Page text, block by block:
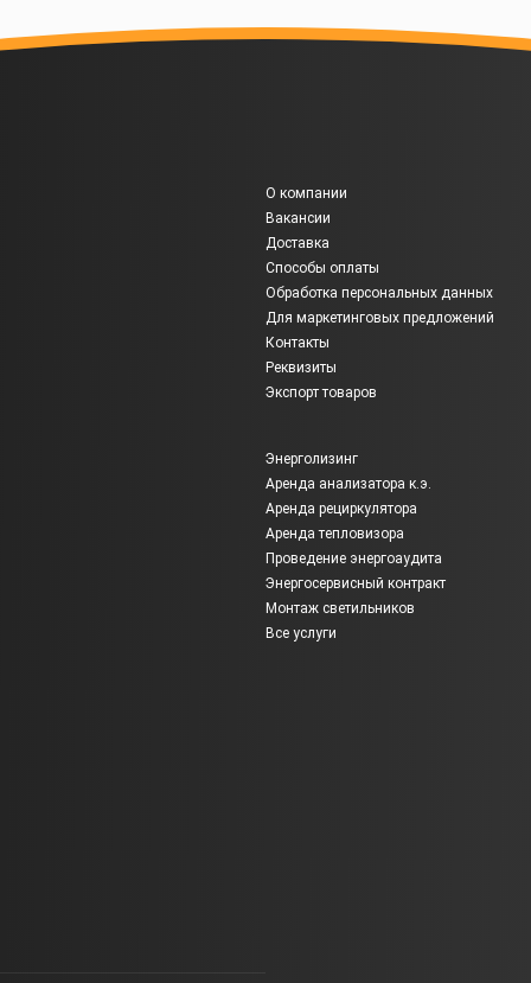
О компании
Вакансии
Доставка
Способы оплаты
Обработка персональных данных
Для маркетинговых предложений
Контакты
Реквизиты
Экспорт товаров
Энерголизинг
Аренда анализатора к.э.
Аренда рециркулятора
Аренда тепловизора
Проведение энергоаудита
Энергосервисный контракт
Монтаж светильников
Все услуги